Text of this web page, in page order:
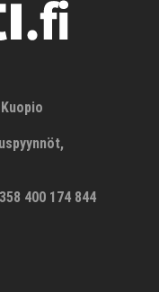
400 174 844